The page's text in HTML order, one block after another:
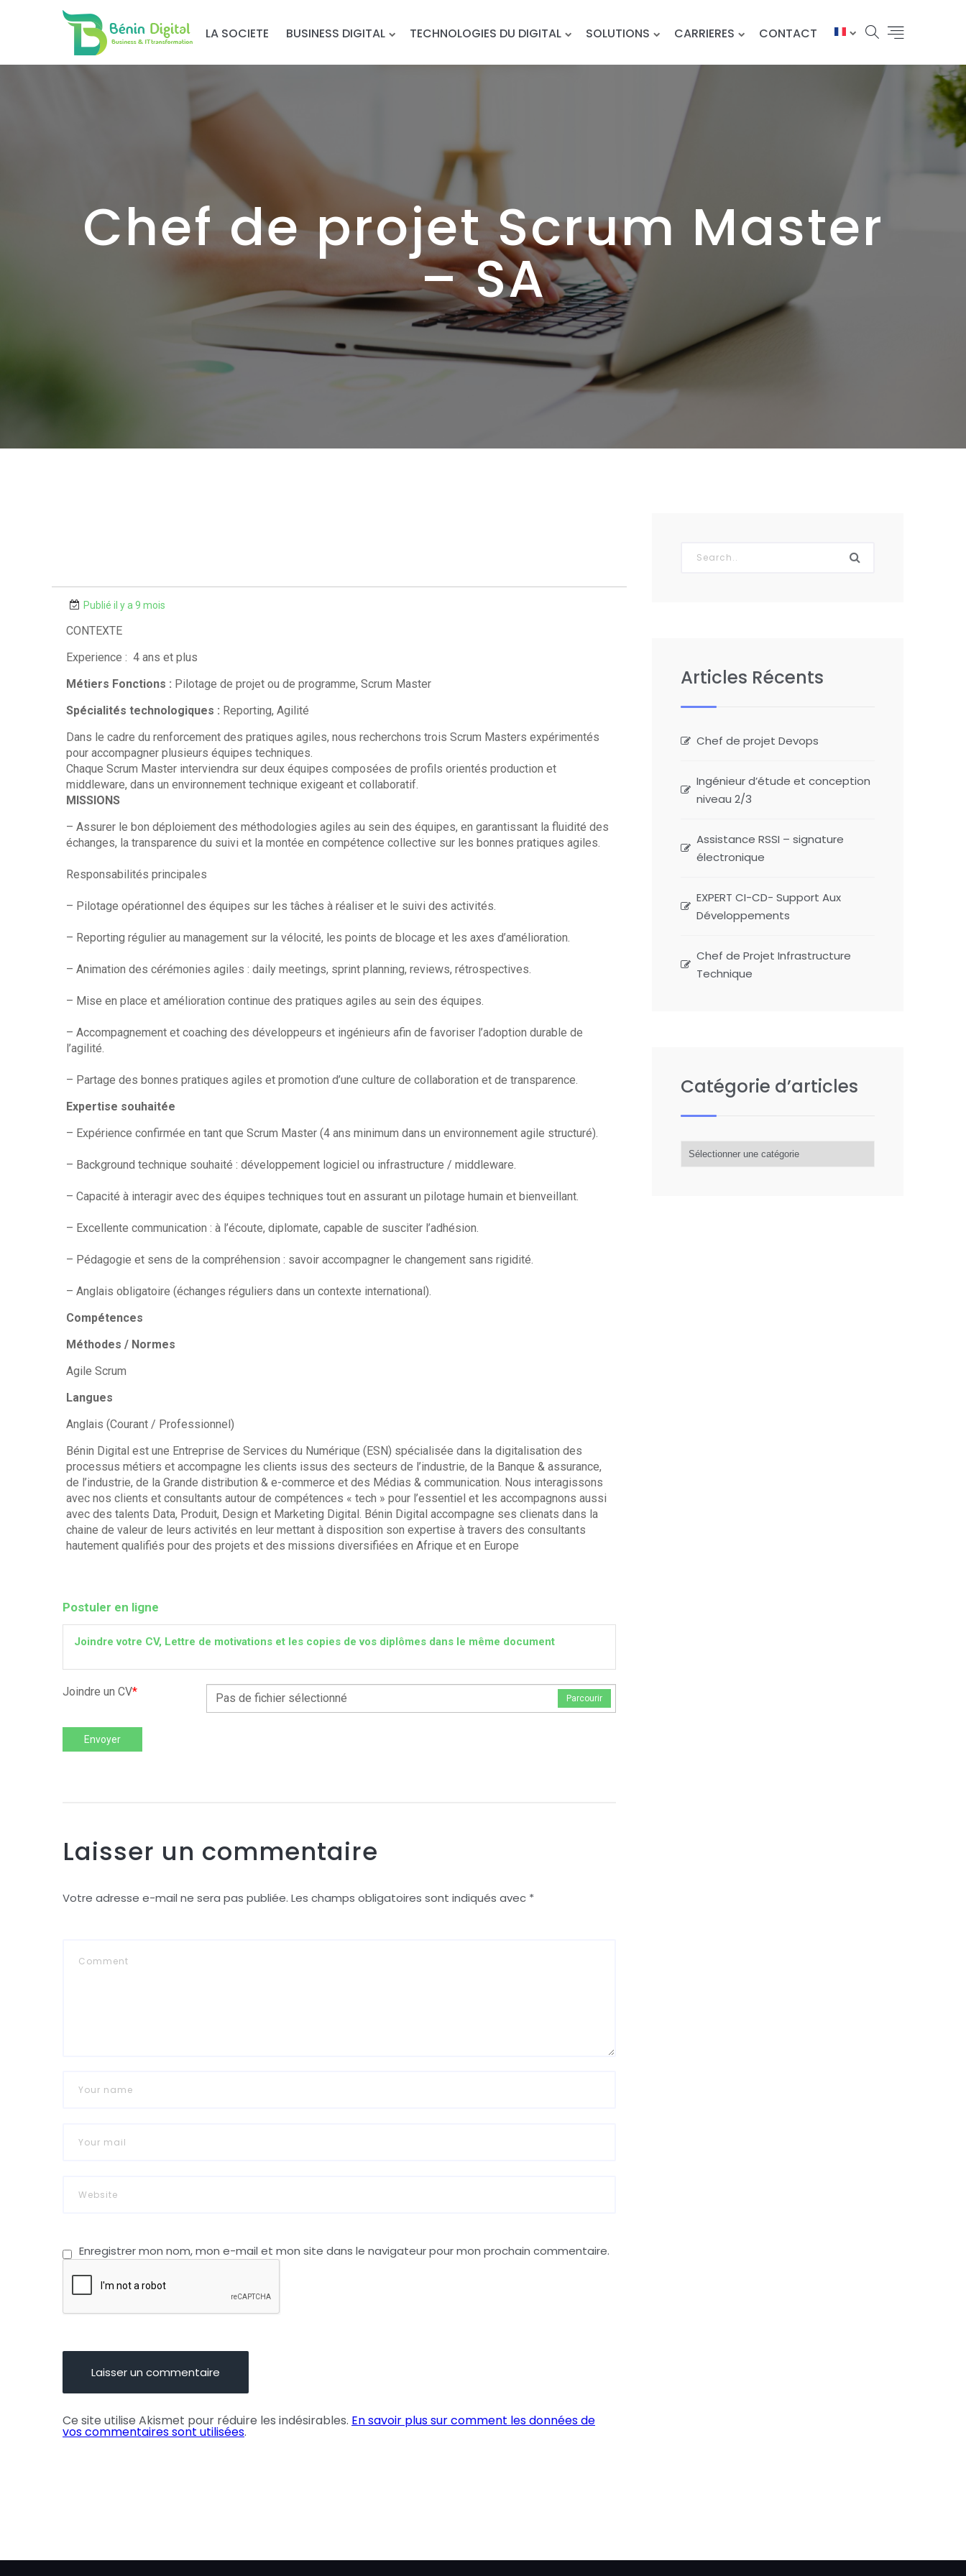
LA SOCIETE BUSINESS DIGITAL TECHNOLOGIES DU DIGITAL SOLUTIONS CARRIERES CONTACT
Chef de projet Scrum Master
– SA
Publié il y a 9 mois
CONTEXTE
Experience : 4 ans et plus
Métiers Fonctions : Pilotage de projet ou de programme, Scrum Master
Spécialités technologiques : Reporting, Agilité
Dans le cadre du renforcement des pratiques agiles, nous recherchons trois Scrum Masters expérimentés
pour accompagner plusieurs équipes techniques.
Chaque Scrum Master interviendra sur deux équipes composées de profils orientés production et
middleware, dans un environnement technique exigeant et collaboratif.
MISSIONS
– Assurer le bon déploiement des méthodologies agiles au sein des équipes, en garantissant la fluidité des
échanges, la transparence du suivi et la montée en compétence collective sur les bonnes pratiques agiles.
Responsabilités principales
– Pilotage opérationnel des équipes sur les tâches à réaliser et le suivi des activités.
– Reporting régulier au management sur la vélocité, les points de blocage et les axes d’amélioration.
– Animation des cérémonies agiles : daily meetings, sprint planning, reviews, rétrospectives.
– Mise en place et amélioration continue des pratiques agiles au sein des équipes.
– Accompagnement et coaching des développeurs et ingénieurs afin de favoriser l’adoption durable de
l’agilité.
– Partage des bonnes pratiques agiles et promotion d’une culture de collaboration et de transparence.
Expertise souhaitée
– Expérience confirmée en tant que Scrum Master (4 ans minimum dans un environnement agile structuré).
– Background technique souhaité : développement logiciel ou infrastructure / middleware.
– Capacité à interagir avec des équipes techniques tout en assurant un pilotage humain et bienveillant.
– Excellente communication : à l’écoute, diplomate, capable de susciter l’adhésion.
– Pédagogie et sens de la compréhension : savoir accompagner le changement sans rigidité.
– Anglais obligatoire (échanges réguliers dans un contexte international).
Compétences
Méthodes / Normes
Agile Scrum
Langues
Anglais (Courant / Professionnel)
Bénin Digital est une Entreprise de Services du Numérique (ESN) spécialisée dans la digitalisation des
processus métiers et accompagne les clients issus des secteurs de l’industrie, de la Banque & assurance,
de l’industrie, de la Grande distribution & e-commerce et des Médias & communication. Nous interagissons
avec nos clients et consultants autour de compétences « tech » pour l’essentiel et les accompagnons aussi
avec des talents Data, Produit, Design et Marketing Digital. Bénin Digital accompagne ses clienats dans la
chaine de valeur de leurs activités en leur mettant à disposition son expertise à travers des consultants
hautement qualifiés pour des projets et des missions diversifiées en Afrique et en Europe
Postuler en ligne
Joindre votre CV, Lettre de motivations et les copies de vos diplômes dans le même document
Joindre un CV* Pas de fichier sélectionné Parcourir
Envoyer
Laisser un commentaire
Votre adresse e-mail ne sera pas publiée. Les champs obligatoires sont indiqués avec *
Enregistrer mon nom, mon e-mail et mon site dans le navigateur pour mon prochain commentaire.
Ce site utilise Akismet pour réduire les indésirables. En savoir plus sur comment les données de
vos commentaires sont utilisées.
Articles Récents
Chef de projet Devops
Ingénieur d’étude et conception
niveau 2/3
Assistance RSSI – signature
électronique
EXPERT CI-CD- Support Aux
Développements
Chef de Projet Infrastructure
Technique
Catégorie d’articles
d’articles